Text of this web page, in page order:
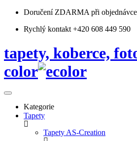
Doručení ZDARMA při
Rychlý kontakt +420 608 449 590
tapety, koberce,
color
Kategorie
Tapety
Tapety AS-Creation